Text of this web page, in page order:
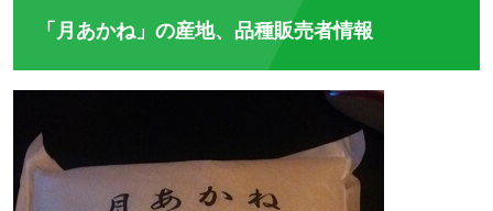
「月あかね」の産地、品種販売者情報